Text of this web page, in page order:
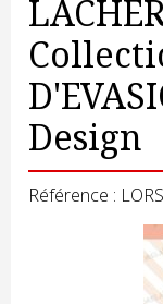
Design
Référence :